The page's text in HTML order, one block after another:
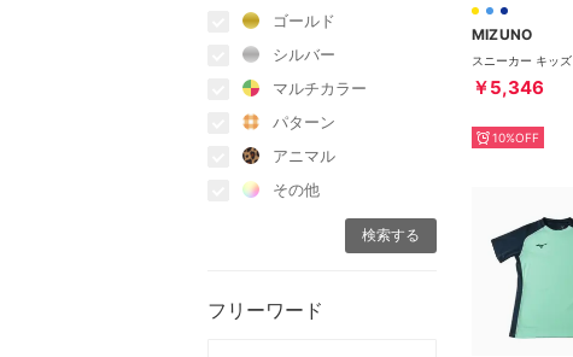
ゴールド
シルバー
マルチカラー
パターン
アニマル
その他
フリーワード
MIZUNO
￥5,346
10%OFF